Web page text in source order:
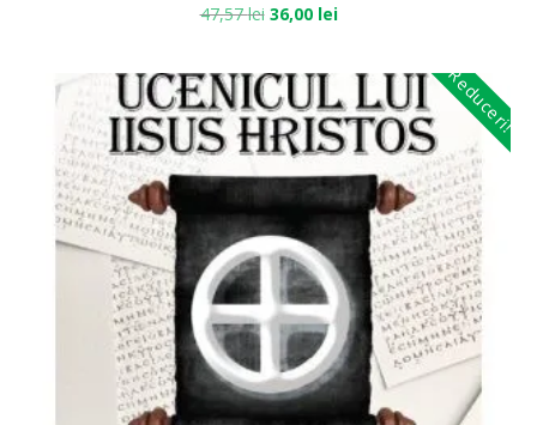
47,57lei 36,00 lei
Reduceri!